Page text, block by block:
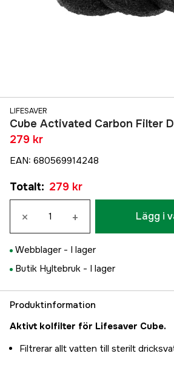
LIFESAVER
Cube Activated Carbon Filter
279 kr
EAN: 680569914248
Totalt: 279 kr
× + Lägg i
Webblager - I lager
Butik Hyltebruk - I lager
Produktinformation
Aktivt kolfilter för Lifesaver Cube.
Filtrerar allt vatten till sterilt